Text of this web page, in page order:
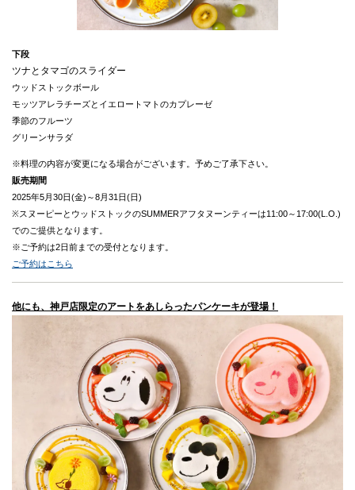
ツナとタマゴのスライダー
ウッドストックボール
モッツアレラチーズとイエロートマトのカプレーゼ
季節のフルーツ
グリーンサラダ
※料理の内容が変更になる場合がございます。予めご了承下さい。
販売期間
2025年5月30日(金)～8月31日(日)
※スヌーピーとウッドストックのSUMMERアフタヌーンティーは11:00～17:00(L.O.)
でのご提供となります。
※ご予約は2日前までの受付となります。
ご予約はこちら
他にも、神戸店限定のアートをあしらったパンケーキが登場！